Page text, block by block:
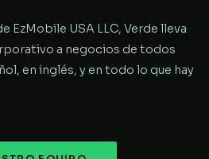
EzMobile USA LLC, Verde lleva
a negocios de todos
en inglés, y en todo lo que hay